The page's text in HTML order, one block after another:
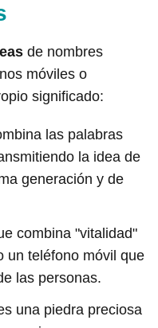
de nombres
móviles o
significado:
las palabras
la idea de
generación y de
combina "vitalidad"
un teléfono móvil que
las personas.
una piedra preciosa